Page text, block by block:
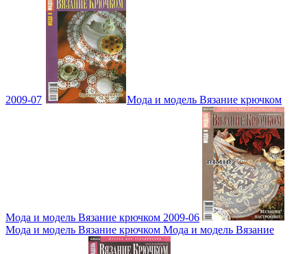
2009-07 Мода и модель Вязание крючком
Мода и модель Вязание крючком 2009-06
Мода и модель Вязание крючком Мода и модель Вязание